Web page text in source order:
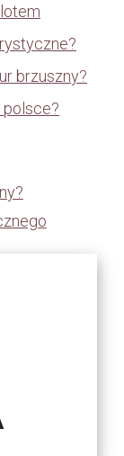
brzuszny?
polsce?